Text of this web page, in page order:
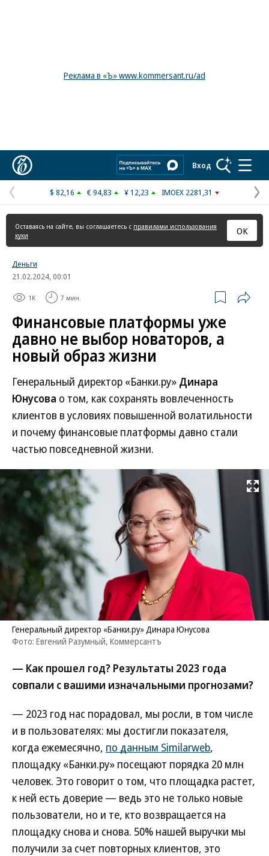
Реклама в «Ъ» www.kommersant.ru/ad
Вход
Предыдущая
страница
$ 82,16 € 94,83 ¥ 12,23 IMOEX 2281,31
Оставаясь на сайте, вы соглашаетесь с правилами использования
куки
ОК
Деньги
21.02.2024, 00:01
1K 7 мин.
Финансовые платформы уже
давно не выбор новаторов, а
новый образ жизни
Генеральный директор «Банки.ру» Динара
Юнусова о том, как сохранять вовлеченность
клиентов в условиях повышенной волатильности
и почему финансовые платформы давно стали
частью повседневной жизни.
Развернуть
Генеральный директор «Банки.ру» Динара Юнусова
Фото: Евгений Разумный, Коммерсантъ
— Как прошел год? Результаты 2023 года
совпали с вашими изначальными прогнозами?
— 2023 год нас порадовал, мы росли, в том числе
и в пользователях: мы достигли показателя,
когда ежемесячно, по данным Similarweb,
площадку «Банки.ру» посещают порядка 20 млн
человек. Это говорит о том, что площадка растет,
к ней есть доверие — ведь это не только новые
пользователи, но и те, кто возвращается на
площадку снова и снова. 50% нашей выручки мы
получили за счет повторных клиентов, это